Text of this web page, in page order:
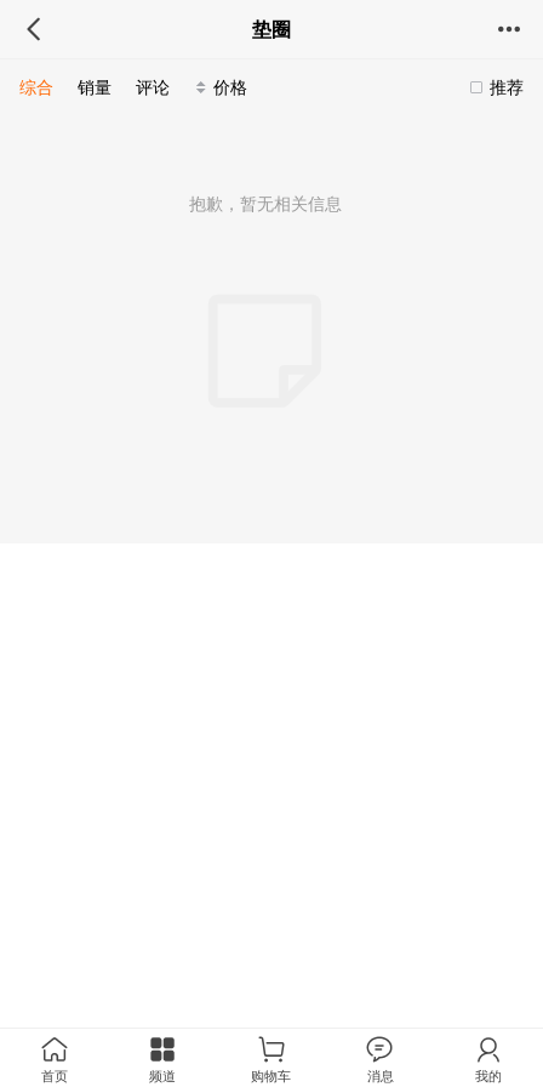
垫圈
推荐
综合 销量 评论 价格
抱歉，暂无相关信息
首页 频道 购物车 消息 我的